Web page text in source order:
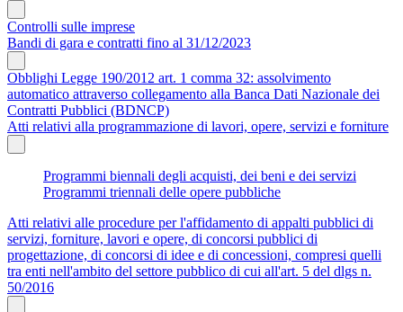
Controlli sulle imprese
Bandi di gara e contratti fino al 31/12/2023
Obblighi Legge 190/2012 art. 1 comma 32: assolvimento
automatico attraverso collegamento alla Banca Dati Nazionale dei
Contratti Pubblici (BDNCP)
Atti relativi alla programmazione di lavori, opere, servizi e forniture
Programmi biennali degli acquisti, dei beni e dei servizi
Programmi triennali delle opere pubbliche
Atti relativi alle procedure per l'affidamento di appalti pubblici di
servizi, forniture, lavori e opere, di concorsi pubblici di
progettazione, di concorsi di idee e di concessioni, compresi quelli
tra enti nell'ambito del settore pubblico di cui all'art. 5 del dlgs n.
50/2016